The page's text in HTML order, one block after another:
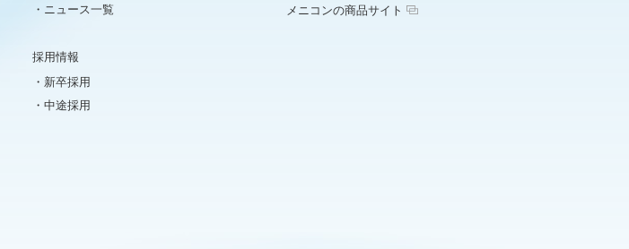
ニュース一覧
採用情報
新卒採用
中途採用
メニコンの商品サイト